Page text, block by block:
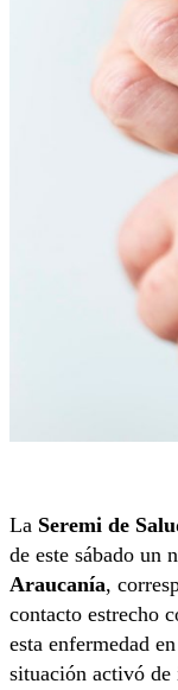
La Seremi de
de este sábado un
Araucanía,
contacto estrecho
esta enfermedad
situación activó